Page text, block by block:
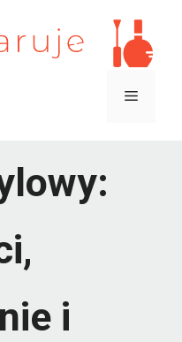
Menu
i